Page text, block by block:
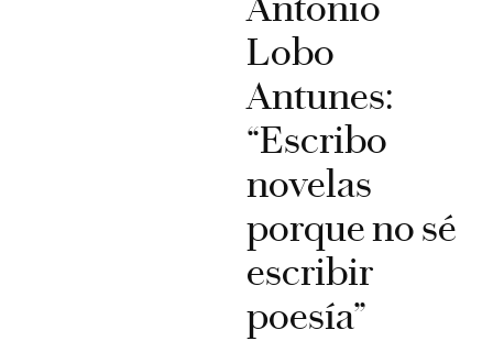
Lobo
Antunes:
“Escribo
novelas
porque no sé
escribir
poesía”